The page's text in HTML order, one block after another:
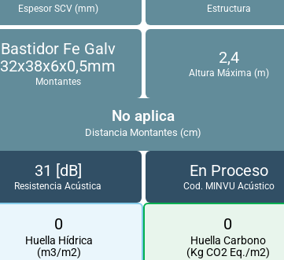
Espesor SCV (mm) Estructura
Bastidor Fe Galv
32x38x6x0,5mm
Montantes
2,4
Altura Máxima (m)
No aplica
Distancia Montantes (cm)
31 [dB]
Resistencia Acústica
En Proceso
Cod. MINVU Acústico
0
Huella Hídrica
(m3/m2)
0
Huella Carbono
(Kg CO2 Eq./m2)